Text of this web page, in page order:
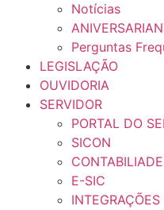
Notícias
Perguntas
LEGISLAÇÃO
OUVIDORIA
SERVIDOR
PORTAL DO
SICON
CONTABILIADE
E-SIC
INTEGRAÇÕES